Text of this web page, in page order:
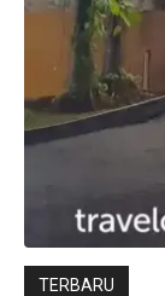
TERBARU